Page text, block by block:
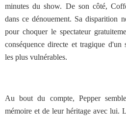
minutes du show. De son côté,
dans ce dénouement. Sa disparition
pour choquer le spectateur
conséquence directe et tragique d'un
les plus vulnérables.
Au bout du compte, Pepper
mémoire et de leur héritage avec lui.